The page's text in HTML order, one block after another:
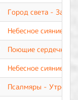
Город света - За
Небесное сияние -
Поющие сердечки -
Небесное сияние -
Псалмяры -